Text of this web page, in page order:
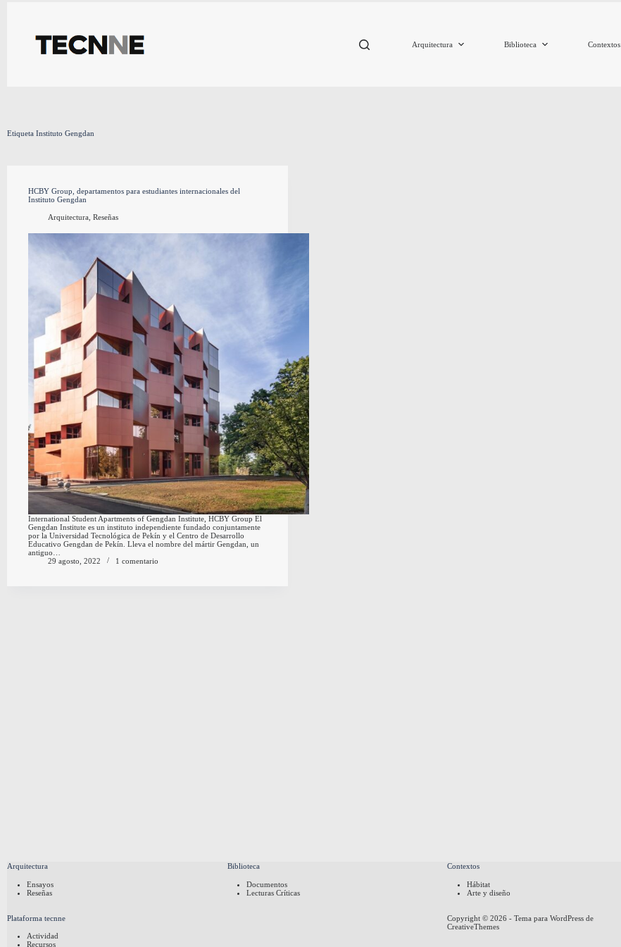
Arquitectura Biblioteca Contextos
Etiqueta Instituto Gengdan
HCBY Group, departamentos para estudiantes internacionales del
Instituto Gengdan
Arquitectura, Reseñas
International Student Apartments of Gengdan Institute, HCBY Group El
Gengdan Institute es un instituto independiente fundado conjuntamente
por la Universidad Tecnológica de Pekín y el Centro de Desarrollo
Educativo Gengdan de Pekín. Lleva el nombre del mártir Gengdan, un
antiguo…
29 agosto, 2022
1 comentario
Arquitectura
Ensayos
Reseñas
Biblioteca
Documentos
Lecturas Críticas
Contextos
Hábitat
Arte y diseño
Plataforma tecnne
Actividad
Recursos
Copyright © 2026 - Tema para WordPress de
CreativeThemes